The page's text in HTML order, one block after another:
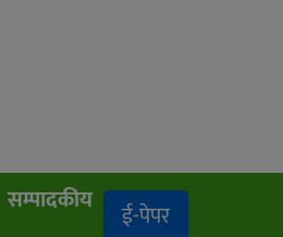
सम्पादकीय ई-पेपर